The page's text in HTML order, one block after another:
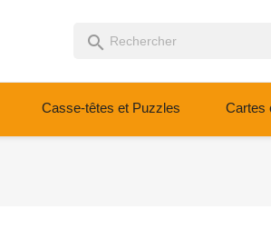
search
Casse-têtes et Puzzles Cartes